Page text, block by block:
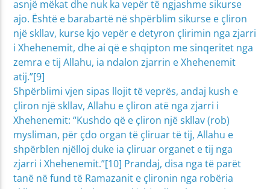
asnjë mëkat dhe nuk ka vepër të ngjashme sikurse
ajo. Është e barabartë në shpërblim sikurse e çliron
një skllav, kurse kjo vepër e detyron çlirimin nga zjarri
i Xhehenemit, dhe ai që e shqipton me sinqeritet nga
zemra e tij Allahu, ia ndalon zjarrin e Xhehenemit
atij.”[9]
Shpërblimi vjen sipas llojit të veprës, andaj kush e
çliron një skllav, Allahu e çliron atë nga zjarri i
Xhehenemit: “Kushdo që e çliron një skllav (rob)
mysliman, për çdo organ të çliruar të tij, Allahu e
shpërblen njëlloj duke ia çliruar organet e tij nga
zjarri i Xhehenemit.”[10] Prandaj, disa nga të parët
tanë në fund të Ramazanit e çlironin nga robëria